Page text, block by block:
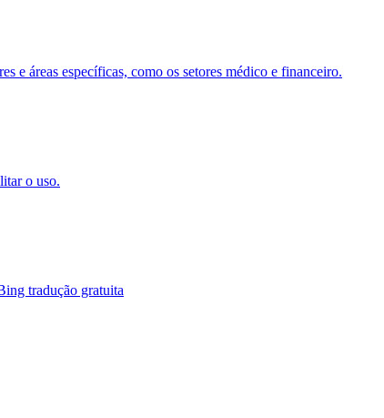
e áreas específicas, como os setores médico e financeiro.
o uso.
tradução gratuita